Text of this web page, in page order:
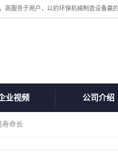
业视频 公司介绍
寿命长